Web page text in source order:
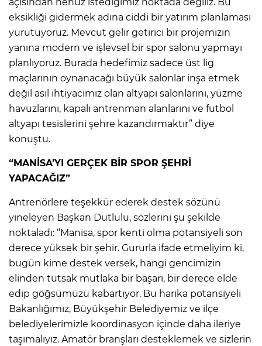
eksikliği gidermek adına ciddi bir yatırım planlaması
yürütüyoruz. Mevcut gelir getirici bir projemizin
yanına modern ve işlevsel bir spor salonu yapmayı
planlıyoruz. Burada hedefimiz sadece üst lig
maçlarının oynanacağı büyük salonlar inşa etmek
değil asıl ihtiyacımız olan altyapı salonlarını, yüzme
havuzlarını, kapalı antrenman alanlarını ve futbol
altyapı tesislerini şehre kazandırmaktır” diye
konuştu.
“MANİSA’YI GERÇEK BİR SPOR ŞEHRİ
YAPACAĞIZ”
Antrenörlere teşekkür ederek destek sözünü
yineleyen Başkan Dutlulu, sözlerini şu şekilde
noktaladı: “Manisa, spor kenti olma potansiyeli son
derece yüksek bir şehir. Gururla ifade etmeliyim ki,
bugün kime destek versek, hangi gencimizin
elinden tutsak mutlaka bir başarı, bir derece elde
edip göğsümüzü kabartıyor. Bu harika potansiyeli
Bakanlığımız, Büyükşehir Belediyemiz ve ilçe
belediyelerimizle koordinasyon içinde daha ileriye
taşımalıyız. Amatör branşları desteklemek ve sizlerin